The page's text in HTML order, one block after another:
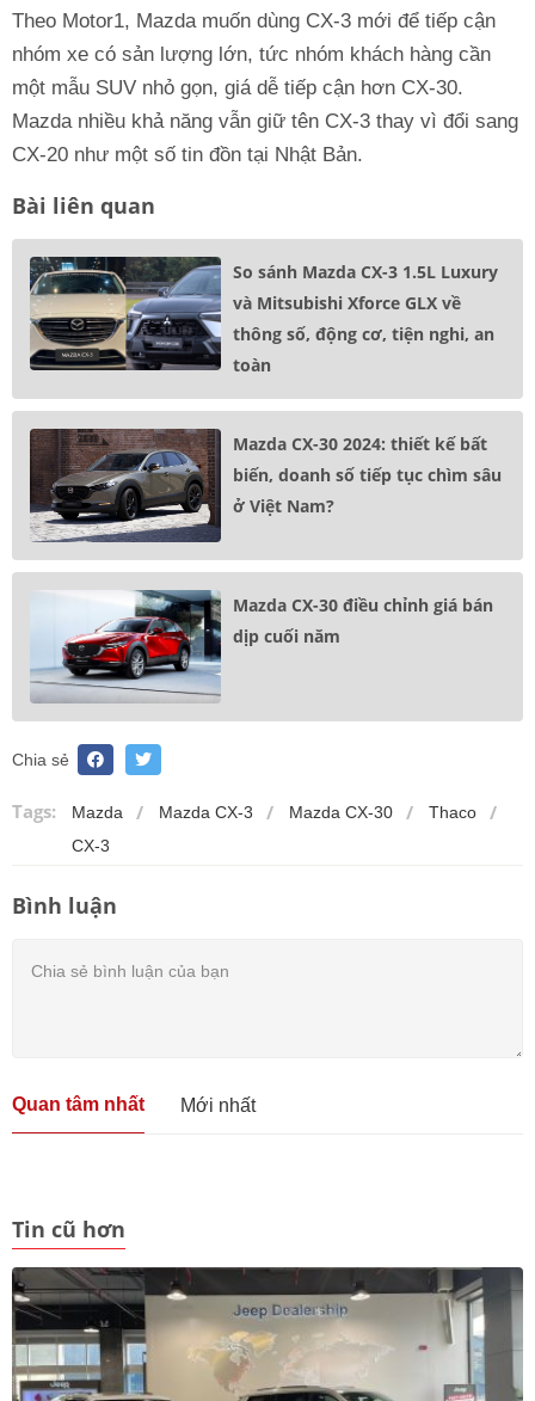
Theo Motor1, Mazda muốn dùng CX-3 mới để tiếp cận
nhóm xe có sản lượng lớn, tức nhóm khách hàng cần
một mẫu SUV nhỏ gọn, giá dễ tiếp cận hơn CX-30.
Mazda nhiều khả năng vẫn giữ tên CX-3 thay vì đổi sang
CX-20 như một số tin đồn tại Nhật Bản.
Bài liên quan
So sánh Mazda CX-3 1.5L Luxury
và Mitsubishi Xforce GLX về
thông số, động cơ, tiện nghi, an
toàn
Mazda CX-30 2024: thiết kế bất
biến, doanh số tiếp tục chìm sâu
ở Việt Nam?
Mazda CX-30 điều chỉnh giá bán
dịp cuối năm
Chia sẻ
Tags: Mazda Mazda CX-3 Mazda CX-30
Thaco
CX-3
Bình luận
Quan tâm nhất Mới nhất
Tin cũ hơn